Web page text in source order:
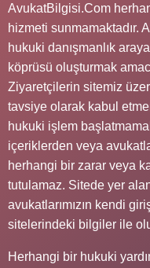
AvukatBilgisi.Com
hizmeti sunmamaktadır.
hukuki danışmanlık
köprüsü oluşturmak
Ziyaretçilerin sitemiz
tavsiye olarak kabul
hukuki işlem
içeriklerden veya
herhangi bir zarar veya
tutulamaz. Sitede yer
avukatlarımızın kendi
sitelerindeki bilgiler ile
Herhangi bir hukuki